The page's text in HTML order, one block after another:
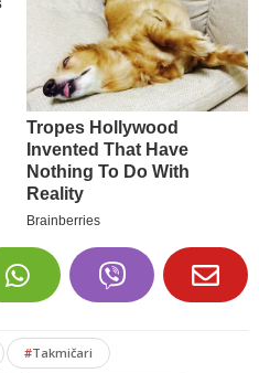
#Takmičari